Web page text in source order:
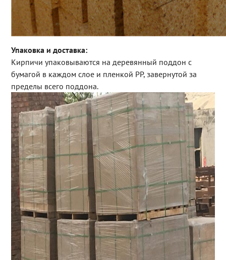
Упаковка и доставка:
Кирпичи упаковываются на деревянный поддон с
бумагой в каждом слое и пленкой PP, завернутой за
пределы всего поддона.